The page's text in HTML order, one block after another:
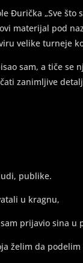
Đurička „Sve što
materijal pod
velike turneje
sam, a tiče se
zanimljive
publike.
u kragnu,
prijavio sina u
želim da podelim